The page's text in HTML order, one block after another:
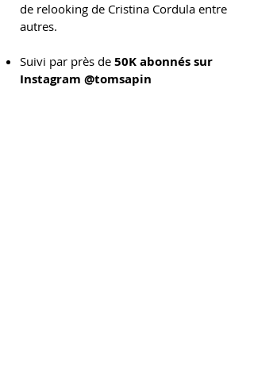
de relooking de Cristina Cordula entre
autres.
Suivi par près de 50K abonnés sur
Instagram @tomsapin